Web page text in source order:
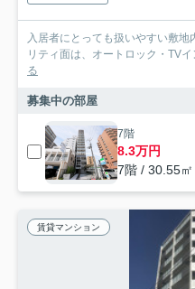
入居者にとっても扱いやすい敷地
リティ面は、オートロック・TV
る
募集中の部屋
7階
8.3万円
7階 / 30.55
賃貸マンション